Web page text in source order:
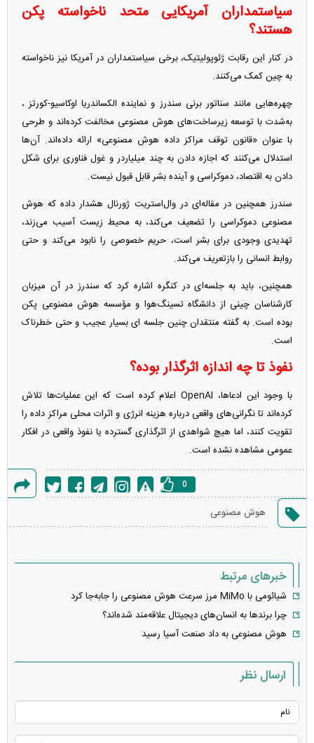
سیاستمداران آمریکایی متحد ناخواسته پکن
هستند؟
در کنار این رقابت ژئوپولیتیک، برخی سیاستمداران در آمریکا نیز ناخواسته
به چین کمک می‌کنند.
چهره‌هایی مانند سناتور برنی سندرز و نماینده الکساندریا اوکاسیو-کورتز ،
به‌شدت با توسعه زیرساخت‌های هوش مصنوعی مخالفت کرده‌اند و طرحی
با عنوان «قانون توقف مراکز داده هوش مصنوعی» ارائه داده‌اند. آن‌ها
استدلال می‌کنند که اجازه دادن به چند میلیاردر و غول فناوری برای شکل
دادن به اقتصاد، دموکراسی و آینده بشر قابل قبول نیست.
سندرز همچنین در مقاله‌ای در وال‌استریت ژورنال هشدار داده که هوش
مصنوعی دموکراسی را تضعیف می‌کند، به محیط زیست آسیب می‌زند،
تهدیدی وجودی برای بشر است، حریم خصوصی را نابود می‌کند و حتی
روابط انسانی را بازتعریف می‌کند.
همچنین، باید به جلسه‌ای در کنگره اشاره کرد که سندرز در آن میزبان
کارشناسان چینی از دانشگاه تسینگ‌هوا و مؤسسه هوش مصنوعی پکن
بوده است. به گفته منتقدان چنین جلسه ای بسیار عجیب و حتی خطرناک
است.
نفوذ تا چه اندازه اثرگذار بوده؟
با وجود این ادعاها، OpenAI اعلام کرده است که این عملیات‌ها تلاش
کرده‌اند تا نگرانی‌های واقعی درباره هزینه انرژی و اثرات محلی مراکز داده را
تقویت کنند، اما هیچ شواهدی از اثرگذاری گسترده یا نفوذ واقعی در افکار
عمومی مشاهده نشده است.
خطا
0
هوش مصنوعی
خبرهای مرتبط
شیائومی با MiMo مرز سرعت هوش مصنوعی را جابه‌جا کرد
چرا برند‌ها به انسان‌های دیجیتال علاقه‌مند شده‌اند؟
هوش مصنوعی به داد صنعت آسیا رسید
ارسال نظر